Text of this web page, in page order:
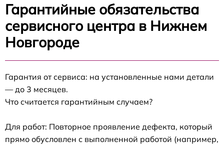
Гарантийные обязательства
сервисного центра в Нижнем
Новгороде
Гарантия от сервиса: на установленные нами детали
— до 3 месяцев.
Что считается гарантийным случаем?
Для работ: Повторное проявление дефекта, который
прямо обусловлен с выполненной работой (например,